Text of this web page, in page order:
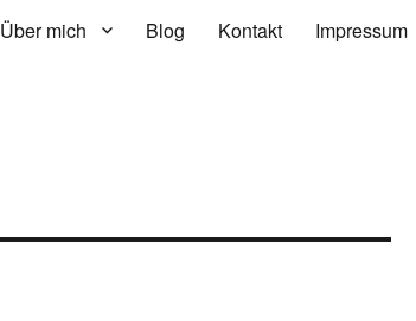
Über mich Blog Kontakt Impressum